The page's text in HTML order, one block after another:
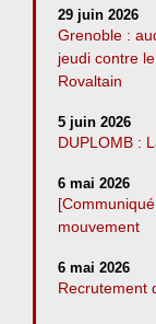
29 juin 2026
Grenoble :
jeudi contre
Rovaltain
5 juin 2026
DUPLOMB :
6 mai 2026
mouvement
6 mai 2026
Recrutement